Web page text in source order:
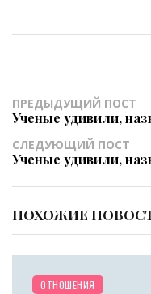
ПРЕДЫДУЩИЙ ПОСТ
Ученые удивили,
СЛЕДУЮЩИЙ ПОСТ
Ученые удивили,
ПОХОЖИЕ
ОТНОШЕНИЯ